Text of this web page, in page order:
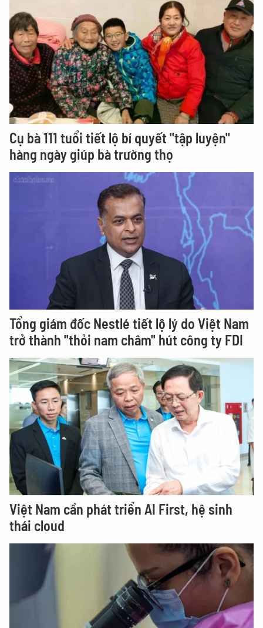
Cụ bà 111 tuổi tiết lộ bí quyết "tập luyện"
hàng ngày giúp bà trường thọ
Tổng giám đốc Nestlé tiết lộ lý do Việt Nam
trở thành "thỏi nam châm" hút công ty FDI
Việt Nam cần phát triển AI First, hệ sinh
thái cloud